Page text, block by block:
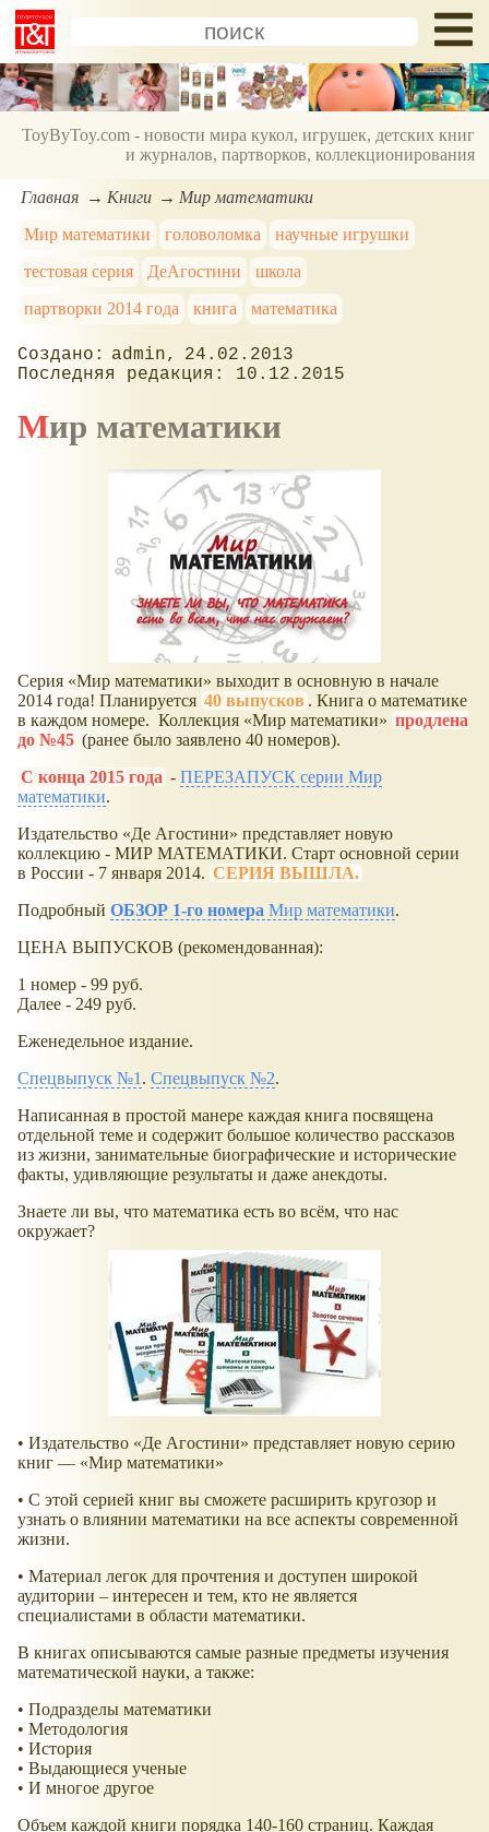
ToyByToy.com - новости мира кукол, игрушек, детских книг
и журналов, партворков, коллекционирования
Главная Книги
Мир математики
Мир математики
головоломка
научные игрушки
тестовая серия
ДеАгостини
школа
партворки 2014 года
книга математика
admin
24.02.2013
10.12.2015
Мир математики
Серия Мир математики
выходит в основную в начале
2014 года! Планируется 40 выпусков . Книга о математике
в каждом номере. Коллекция
Мир математики
продлена
до №45 (ранее было заявлено 40 номеров).
С конца 2015 года - ПЕРЕЗАПУСК серии Мир
математики.
Издательство
Де Агостини
представляет новую
коллекцию - МИР МАТЕМАТИКИ. Старт основной серии
в России - 7 января 2014. СЕРИЯ ВЫШЛА.
Подробный ОБЗОР 1-го номера Мир математики.
ЦЕНА ВЫПУСКОВ (рекомендованная):
1 номер - 99 руб.
Далее - 249 руб.
Еженедельное издание.
Спецвыпуск №1 . Спецвыпуск №2.
Написанная в простой манере каждая книга посвящена
отдельной теме и содержит большое количество рассказов
из жизни, занимательные биографические и исторические
факты, удивляющие результаты и даже анекдоты.
Знаете ли вы, что математика есть во всём, что нас
окружает?
• Издательство Де Агостини
представляет новую серию
книг —
Мир математики
• С этой серией книг вы сможете расширить кругозор и
узнать о влиянии математики на все аспекты современной
жизни.
• Материал легок для прочтения и доступен широкой
аудитории – интересен и тем, кто не является
специалистами в области математики.
В книгах описываются самые разные предметы изучения
математической науки, а также:
• Подразделы математики
• Методология
• История
• Выдающиеся ученые
• И многое другое
Объем каждой книги порядка 140-160 страниц. Каждая